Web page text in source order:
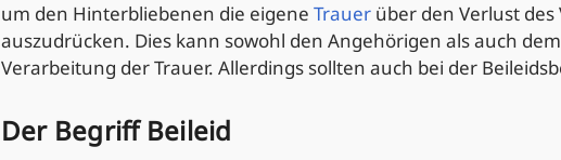
um den Hinterbliebenen die eigene Trauer über den Verlust
auszudrücken. Dies kann sowohl den Angehörigen als auch
Verarbeitung der Trauer. Allerdings sollten auch bei der
Der Begriff Beileid